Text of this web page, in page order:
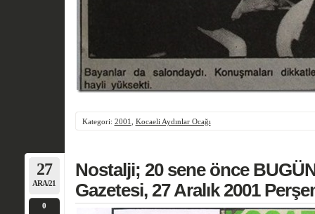
Kategori: 2001 Kocaeli Aydınlar Ocağı
27
ARA/21
0
Nostalji; 20 sene önce
Gazetesi, 27 Aralık 2001